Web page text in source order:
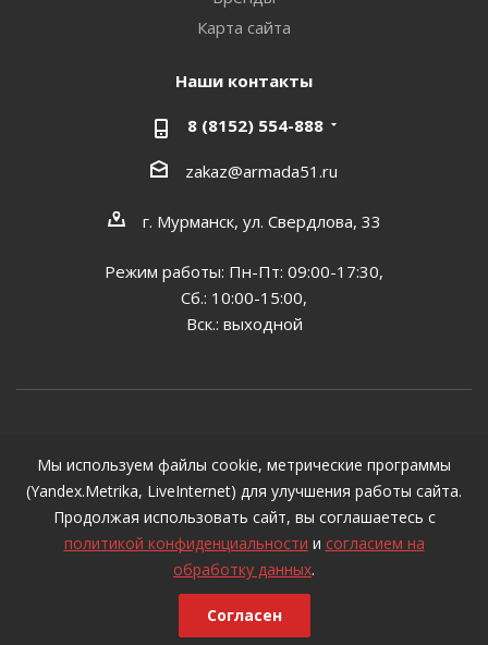
Карта сайта
Наши контакты
8 (8152) 554-888
zakaz@armada51.ru
г. Мурманск, ул. Свердлова, 33
Режим работы: Пн-Пт: 09:00-17:30,
Сб.: 10:00-15:00,
Вск.: выходной
для ознакомления и не могут являться публичной
офертой, определяемой положениями ст. 437 ГК РФ
Мы используем файлы cookie, метрические программы
(Yandex.Metrika, LiveInternet) для улучшения работы сайта.
Продолжая использовать сайт, вы соглашаетесь с
политикой конфиденциальности и согласием на
обработку данных.
Согласен